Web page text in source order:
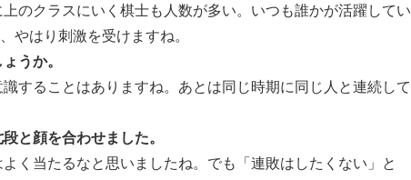
のクラスにいく棋士も人数が多い。いつも誰かが活躍してい
やはり刺激を受けますね。
うか。
することはありますね。あとは同じ時期に同じ人と連続して
と顔を合わせました。
く当たるなと思いましたね。でも「連敗はしたくない」と